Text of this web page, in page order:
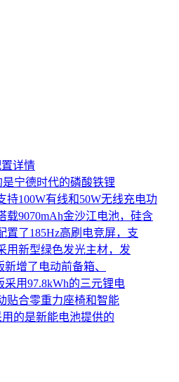
详情
宁德时代的磷酸铁锂
持100W有线和50W无线充电功
载9070mAh金沙江电池，硅含
置了185Hz高刷电竞屏，支
用新型绿色发光主材，发
增了电动前备箱、
用97.8kWh的三元锂电
贴合零重力座椅和智能
用的是新能电池提供的